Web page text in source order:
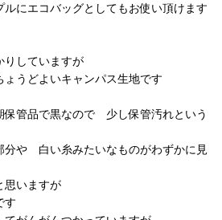
にエコバッグとしてもお使い頂けます
りしていますが
うどよいキャンパス生地です
管品で黒なので 少し保管汚れという
分や 白い糸みたいなものがわずかに見
思いますが
す